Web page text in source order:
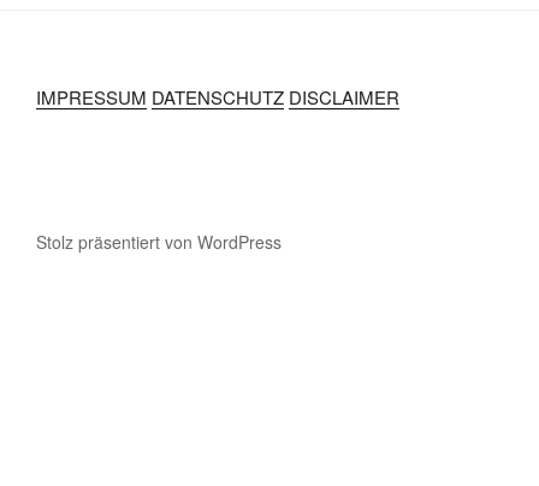
IMPRESSUM DATENSCHUTZ DISCLAIMER
Stolz präsentiert von WordPress